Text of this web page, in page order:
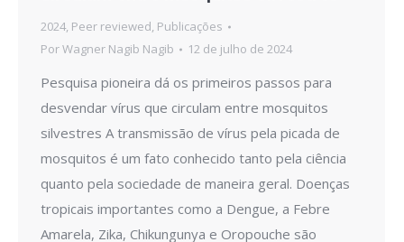
2024, Peer reviewed, Publicações
PorWagner Nagib Nagib 12 de julho de 2024
Pesquisa pioneira dá os primeiros passos para
desvendar vírus que circulam entre mosquitos
silvestres A transmissão de vírus pela picada de
mosquitos é um fato conhecido tanto pela ciência
quanto pela sociedade de maneira geral. Doenças
tropicais importantes como a Dengue, a Febre
Amarela, Zika, Chikungunya e Oropouche são